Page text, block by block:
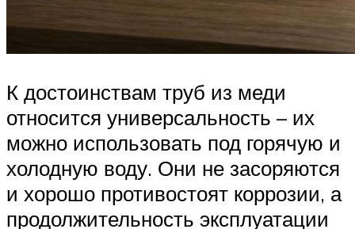
К достоинствам труб из меди
относится универсальность – их
можно использовать под горячую и
холодную воду. Они не засоряются
и хорошо противостоят коррозии, а
продолжительность эксплуатации